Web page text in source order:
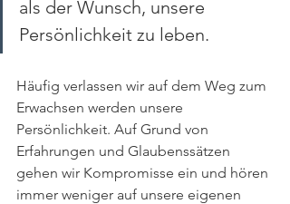
als der Wunsch, unsere
Persönlichkeit zu leben.
Häufig verlassen wir auf dem Weg zum
Erwachsen werden unsere
Persönlichkeit. Auf Grund von
Erfahrungen und Glaubenssätzen
gehen wir Kompromisse ein und hören
immer weniger auf unsere eigenen